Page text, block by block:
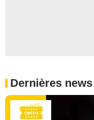
Dernières news